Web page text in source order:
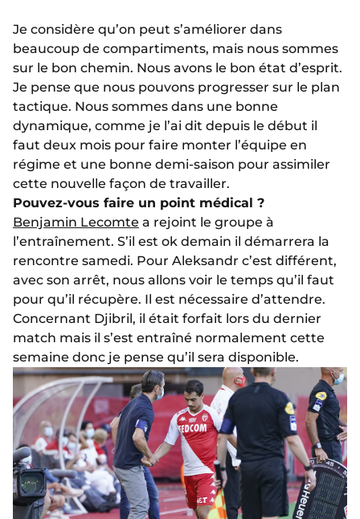
Je considère qu’on peut s’améliorer dans
beaucoup de compartiments, mais nous sommes
sur le bon chemin. Nous avons le bon état d’esprit.
Je pense que nous pouvons progresser sur le plan
tactique. Nous sommes dans une bonne
dynamique, comme je l’ai dit depuis le début il
faut deux mois pour faire monter l’équipe en
régime et une bonne demi-saison pour assimiler
cette nouvelle façon de travailler.
Pouvez-vous faire un point médical ?
Benjamin Lecomte a rejoint le groupe à
l’entraînement. S’il est ok demain il démarrera la
rencontre samedi. Pour Aleksandr c’est différent,
avec son arrêt, nous allons voir le temps qu’il faut
pour qu’il récupère. Il est nécessaire d’attendre.
Concernant Djibril, il était forfait lors du dernier
match mais il s’est entraîné normalement cette
semaine donc je pense qu’il sera disponible.